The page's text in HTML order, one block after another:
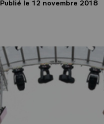
Publié le 12 novembre 2018